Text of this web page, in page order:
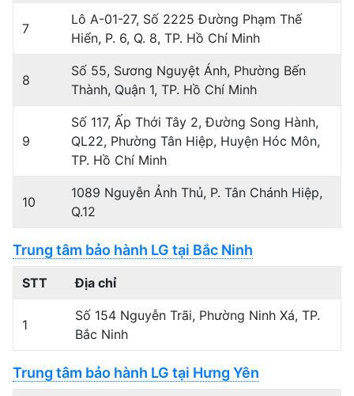
7
Lô A-01-27, Số 2225 Đường Phạm Thế
Hiển, P. 6, Q. 8, TP. Hồ Chí Minh
8
Số 55, Sương Nguyệt Ánh, Phường Bến
Thành, Quận 1, TP. Hồ Chí Minh
9
Số 117, Ấp Thới Tây 2, Đường Song Hành,
QL22, Phường Tân Hiệp, Huyện Hóc Môn,
TP. Hồ Chí Minh
10
1089 Nguyễn Ảnh Thủ, P. Tân Chánh Hiệp,
Q.12
Trung tâm bảo hành LG tại Bắc Ninh
STT Địa chỉ
1
Số 154 Nguyễn Trãi, Phường Ninh Xá, TP.
Bắc Ninh
Trung tâm bảo hành LG tại Hưng Yên